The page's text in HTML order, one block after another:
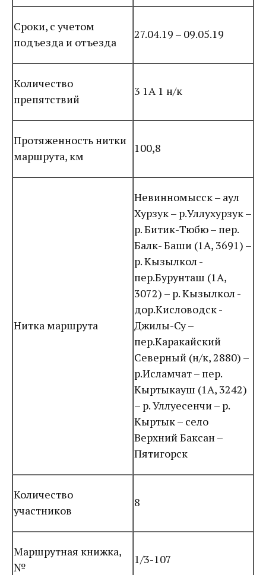
Сроки, с учетом
подъезда и отъезда
27.04.19 – 09.05.19
Количество
препятствий
3 1А 1 н/к
Протяженность нитки
маршрута, км
100,8
Нитка маршрута
Невинномысск – аул
Хурзук – р.Уллухурзук –
р. Битик-Тюбю – пер.
Балк- Баши (1А, 3691) –
р. Кызылкол -
пер.Бурунташ (1А,
3072) – р. Кызылкол -
дор.Кисловодск -
Джилы-Су –
пер.Каракайский
Северный (н/к, 2880) –
р.Исламчат – пер.
Кыртыкауш (1А, 3242)
– р. Уллуесенчи – р.
Кыртык – село
Верхний Баксан –
Пятигорск
Количество
участников
8
Маршрутная книжка,
№
1/3-107